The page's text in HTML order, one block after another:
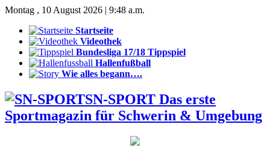
Montag , 10 August 2026 | 9:48 a.m.
Startseite
Videothek
Bundesliga 17/18 Tippspiel
Hallenfußball
Wie alles begann….
SN-SPORT Das erste
Sportmagazin für Schwerin & Umgebung